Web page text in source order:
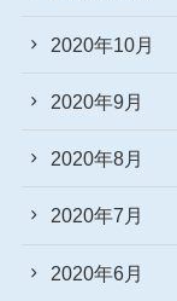
2020年10月
2020年9月
2020年8月
2020年7月
2020年6月